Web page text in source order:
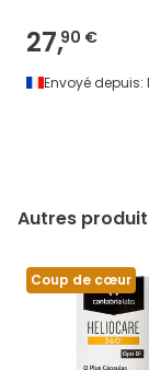
27,90 €
Envoyé depuis:
Autres
Coup de cœur